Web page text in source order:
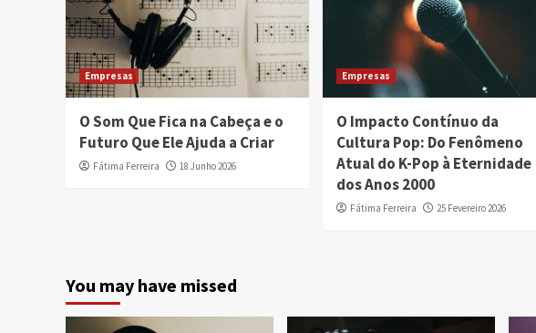
Empresas
O Som Que Fica na Cabeça e o
Futuro Que Ele Ajuda a Criar
Fátima Ferreira 18 Junho 2026
Empresas
O Impacto Contínuo da
Cultura Pop: Do Fenômeno
Atual do K-Pop à Eternidade
dos Anos 2000
Fátima Ferreira 25 Fevereiro 2026
You may have missed